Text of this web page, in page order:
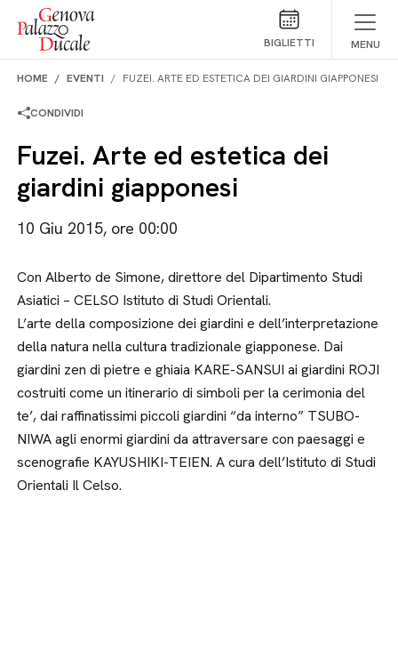
Salta al contenuto
BIGLIETTI MENU
HOME EVENTI FUZEI. ARTE ED ESTETICA DEI GIARDINI GIAPPONESI
CONDIVIDI
Fuzei. Arte ed estetica dei
giardini giapponesi
10 Giu 2015, ore 00:00
Con Alberto de Simone, direttore del Dipartimento Studi
Asiatici – CELSO Istituto di Studi Orientali.
L’arte della composizione dei giardini e dell’interpretazione
della natura nella cultura tradizionale giapponese. Dai
giardini zen di pietre e ghiaia KARE-SANSUI ai giardini ROJI
costruiti come un itinerario di simboli per la cerimonia del
te’, dai raffinatissimi piccoli giardini “da interno” TSUBO-
NIWA agli enormi giardini da attraversare con paesaggi e
scenografie KAYUSHIKI-TEIEN. A cura dell’Istituto di Studi
Orientali Il Celso.